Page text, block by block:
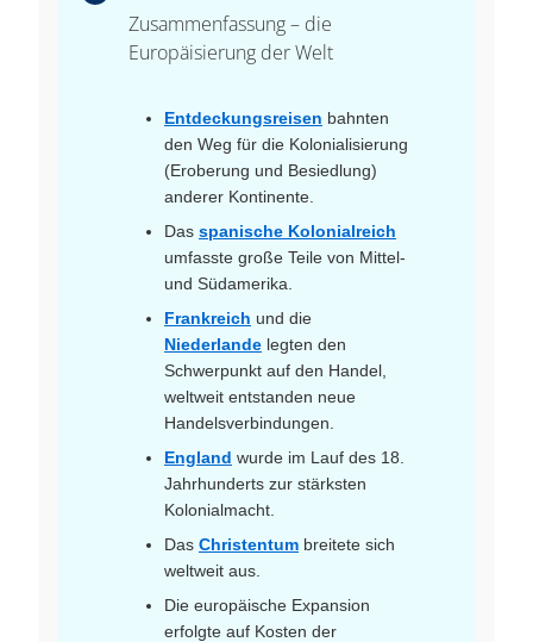
Zusammenfassung – die
Europäisierung der Welt
Entdeckungsreisen bahnten
den Weg für die Kolonialisierung
(Eroberung und Besiedlung)
anderer Kontinente.
Das spanische Kolonialreich
umfasste große Teile von Mittel-
und Südamerika.
Frankreich und die
Niederlande legten den
Schwerpunkt auf den Handel,
weltweit entstanden neue
Handelsverbindungen.
England wurde im Lauf des 18.
Jahrhunderts zur stärksten
Kolonialmacht.
Das Christentum breitete sich
weltweit aus.
Die europäische Expansion
erfolgte auf Kosten der